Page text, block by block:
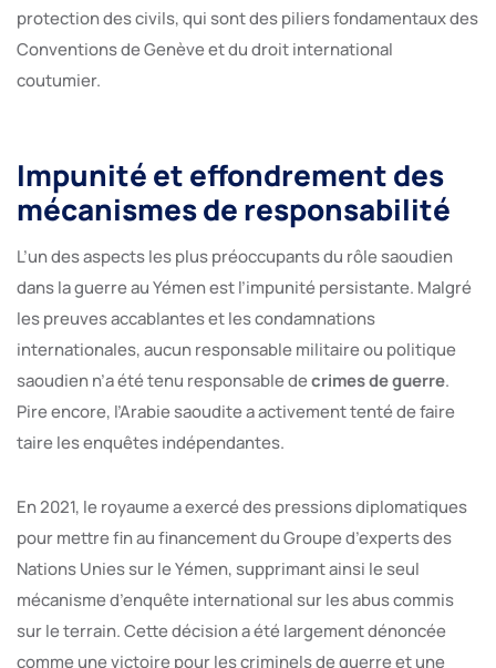
protection des civils, qui sont des piliers fondamentaux des
Conventions de Genève et du droit international
coutumier.
Impunité et effondrement des
mécanismes de responsabilité
L’un des aspects les plus préoccupants du rôle saoudien
dans la guerre au Yémen est l’impunité persistante. Malgré
les preuves accablantes et les condamnations
internationales, aucun responsable militaire ou politique
saoudien n’a été tenu responsable decrimes de guerre.
Pire encore, l’Arabie saoudite a activement tenté de faire
taire les enquêtes indépendantes.
En 2021, le royaume a exercé des pressions diplomatiques
pour mettre fin au financement du Groupe d’experts des
Nations Unies sur le Yémen, supprimant ainsi le seul
mécanisme d’enquête international sur les abus commis
sur le terrain. Cette décision a été largement dénoncée
comme une victoire pour les criminels de guerre et une